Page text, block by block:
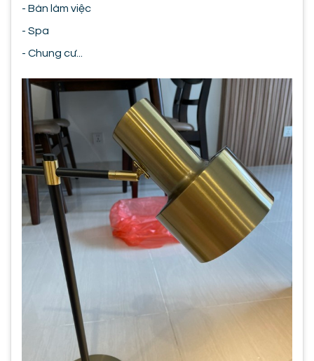
- Bàn làm việc
- Spa
- Chung cư...